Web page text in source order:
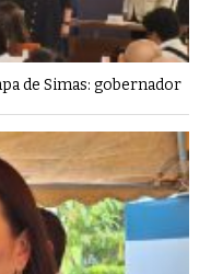
de Simas: gobernador